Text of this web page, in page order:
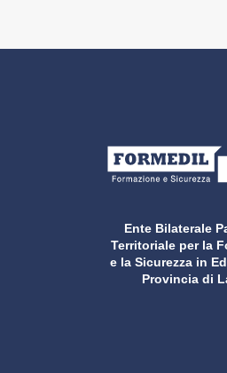
Ente Bilaterale
Territoriale per la
e la Sicurezza in
Provincia di